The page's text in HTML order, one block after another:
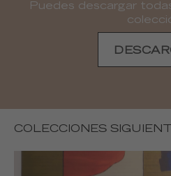
Puedes descargar
COLECCIONES